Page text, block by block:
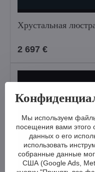
Хрустальная
2 697 €
Мы используем
посещения вами этого
данных о его
использовать
собранные данные
США (Google Ads,